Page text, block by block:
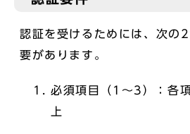
認証を受けるためには、次の
要があります。
必須項目（1～3）：各
上